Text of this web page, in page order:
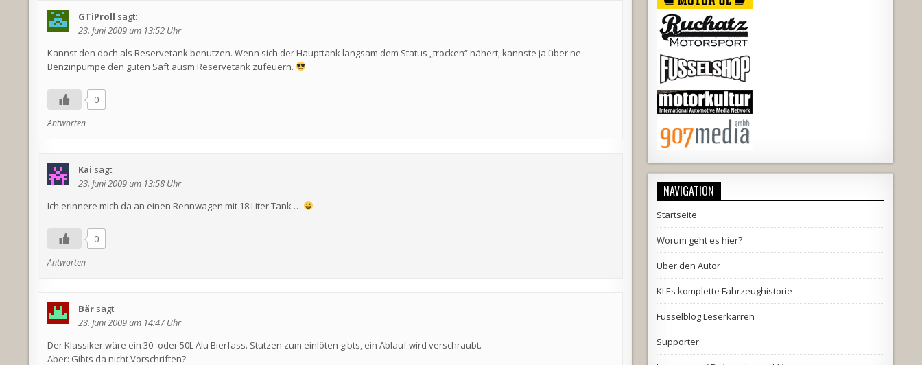
GTiProll sagt:
23. Juni 2009 um 13:52 Uhr
Kannst den doch als Reservetank benutzen. Wenn sich der Haupttank langsam dem Status „trocken“ nähert, kannste ja über ne
Benzinpumpe den guten Saft ausm Reservetank zufeuern.
0
Antworten
Kai sagt:
23. Juni 2009 um 13:58 Uhr
Ich erinnere mich da an einen Rennwagen mit 18 Liter Tank …
0
Antworten
Bär sagt:
23. Juni 2009 um 14:47 Uhr
Der Klassiker wäre ein 30- oder 50L Alu Bierfass. Stutzen zum einlöten gibts, ein Ablauf wird verschraubt.
Aber: Gibts da nicht Vorschriften?
NAVIGATION
Startseite
Worum geht es hier?
Über den Autor
KLEs komplette Fahrzeughistorie
Fusselblog Leserkarren
Supporter